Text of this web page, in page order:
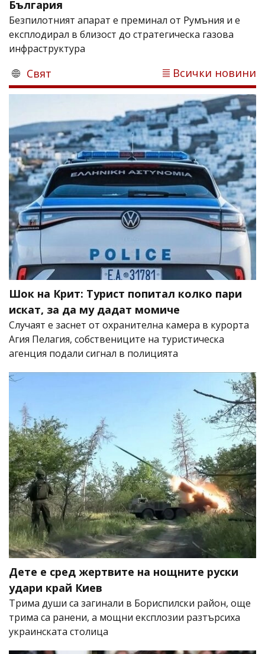
България
Безпилотният апарат е преминал от Румъния и е
експлодирал в близост до стратегическа газова
инфраструктура
Свят Всички новини
Шок на Крит: Турист попитал колко пари
искат, за да му дадат момиче
Случаят е заснет от охранителна камера в курорта
Агия Пелагия, собствениците на туристическа
агенция подали сигнал в полицията
Дете е сред жертвите на нощните руски
удари край Киев
Трима души са загинали в Бориспилски район, още
трима са ранени, а мощни експлозии разтърсиха
украинската столица